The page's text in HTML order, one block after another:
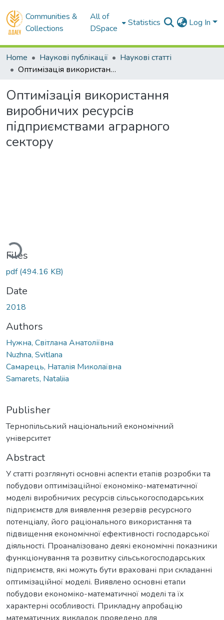
Communities &
Collections
All of
DSpace
Statistics Log In
Home Наукові публікації
Наукові статті
Оптимізація використання виробничих ресурсів підприємствами аграрного сектору
Оптимізація використання
виробничих ресурсів
підприємствами аграрного
сектору
Loading...
Files
pdf(494.16 KB)
Date
2018
Authors
Нужна, Світлана Анатоліївна
Nuzhna, Svitlana
Самарець, Наталія Миколаївна
Samarets, Nataliia
Publisher
Тернопільський національний економічний
університет
Abstract
У статті розглянуті основні аспекти етапів розробки та
побудови оптимізаційної економіко-математичної
моделі виробничих ресурсів сільськогосподарських
підприємств для виявлення резервів ресурсного
потенціалу, його раціонального використання та
підвищення економічної ефективності господарської
діяльності. Проаналізовано деякі економічні показники
функціонування та розвитку сільськогосподарських
підприємств, які можуть бути враховані при складанні
оптимізаційної моделі. Виявлено основні етапи
побудови економіко-математичної моделі та їх
характерні особливості. Прикладну апробацію